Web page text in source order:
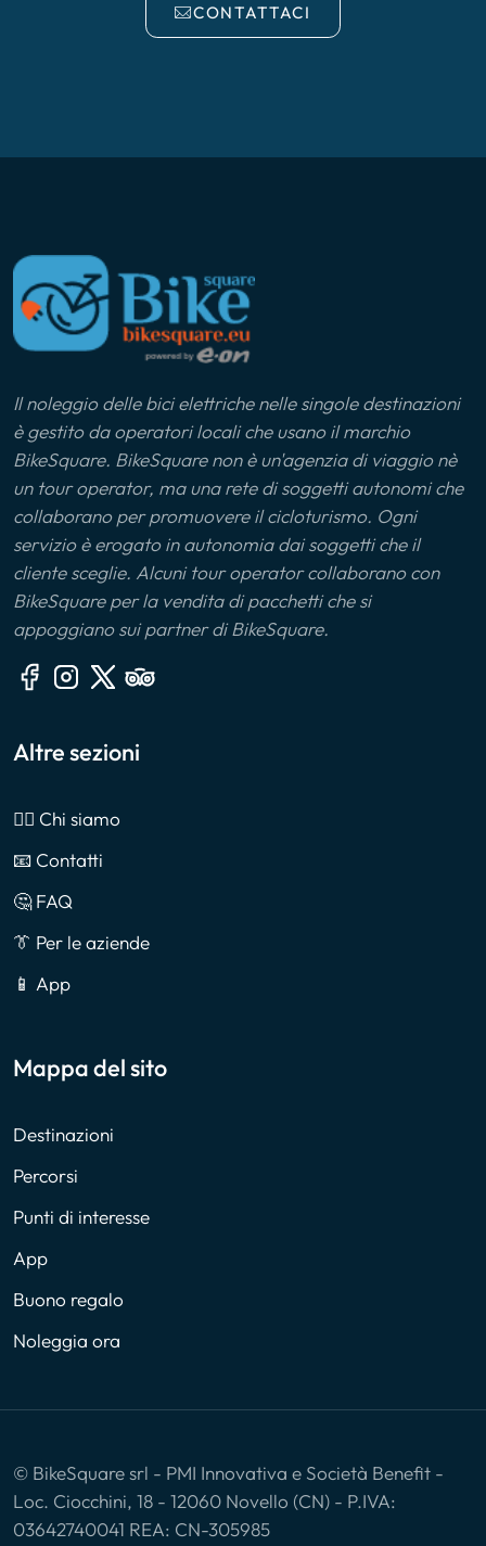
CONTATTACI
Il noleggio delle bici elettriche nelle singole destinazioni
è gestito da operatori locali che usano il marchio
BikeSquare. BikeSquare non è un'agenzia di viaggio nè
un tour operator, ma una rete di soggetti autonomi che
collaborano per promuovere il cicloturismo. Ogni
servizio è erogato in autonomia dai soggetti che il
cliente sceglie. Alcuni tour operator collaborano con
BikeSquare per la vendita di pacchetti che si
appoggiano sui partner di BikeSquare.
Altre sezioni
🙎‍♂️ Chi siamo
📧 Contatti
🤔 FAQ
👔 Per le aziende
📱 App
Mappa del sito
Destinazioni
Percorsi
Punti di interesse
App
Buono regalo
Noleggia ora
© BikeSquare srl - PMI Innovativa e Società Benefit -
Loc. Ciocchini, 18 - 12060 Novello (CN) - P.IVA:
03642740041 REA: CN-305985